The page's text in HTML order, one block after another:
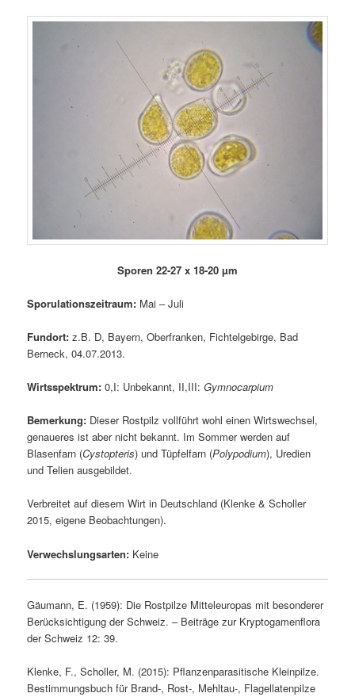
Sporen 22-27 x 18-20 µm
Sporulationszeitraum: Mai – Juli
Fundort:z.B. D, Bayern, Oberfranken, Fichtelgebirge, Bad
Berneck, 04.07.2013.
Wirtsspektrum: 0,I: Unbekannt, II,III:Gymnocarpium
Bemerkung: Dieser Rostpilz vollführt wohl einen Wirtswechsel,
genaueres ist aber nicht bekannt. Im Sommer werden auf
Blasenfarn (Cystopteris) und Tüpfelfarn (Polypodium), Uredien
und Telien ausgebildet.
Verbreitet auf diesem Wirt in Deutschland (Klenke & Scholler
2015, eigene Beobachtungen).
Verwechslungsarten: Keine
Gäumann, E. (1959): Die Rostpilze Mitteleuropas mit besonderer
Berücksichtigung der Schweiz. – Beiträge zur Kryptogamenflora
der Schweiz 12: 39.
Klenke, F., Scholler, M. (2015): Pflanzenparasitische Kleinpilze.
Bestimmungsbuch für Brand-, Rost-, Mehltau-, Flagellatenpilze